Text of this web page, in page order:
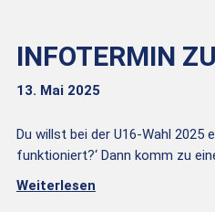
INFOTERMIN
13. Mai 2025
Du willst bei der U16-Wahl 2025
funktioniert?‘ Dann komm zu
Weiterlesen